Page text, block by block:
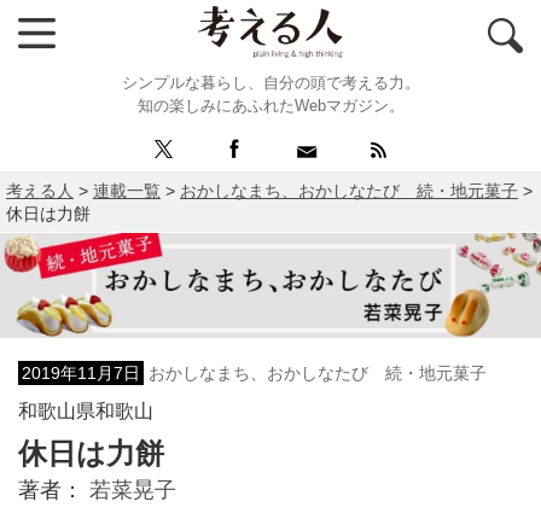
シンプルな暮らし、自分の頭で考える力。
知の楽しみにあふれたWebマガジン。
考える人 > 連載一覧 > おかしなまち、おかしなたび 続・地元菓子 >
休日は力餅
2019年11月7日 おかしなまち、おかしなたび 続・地元菓子
和歌山県和歌山
休日は力餅
著者： 若菜晃子